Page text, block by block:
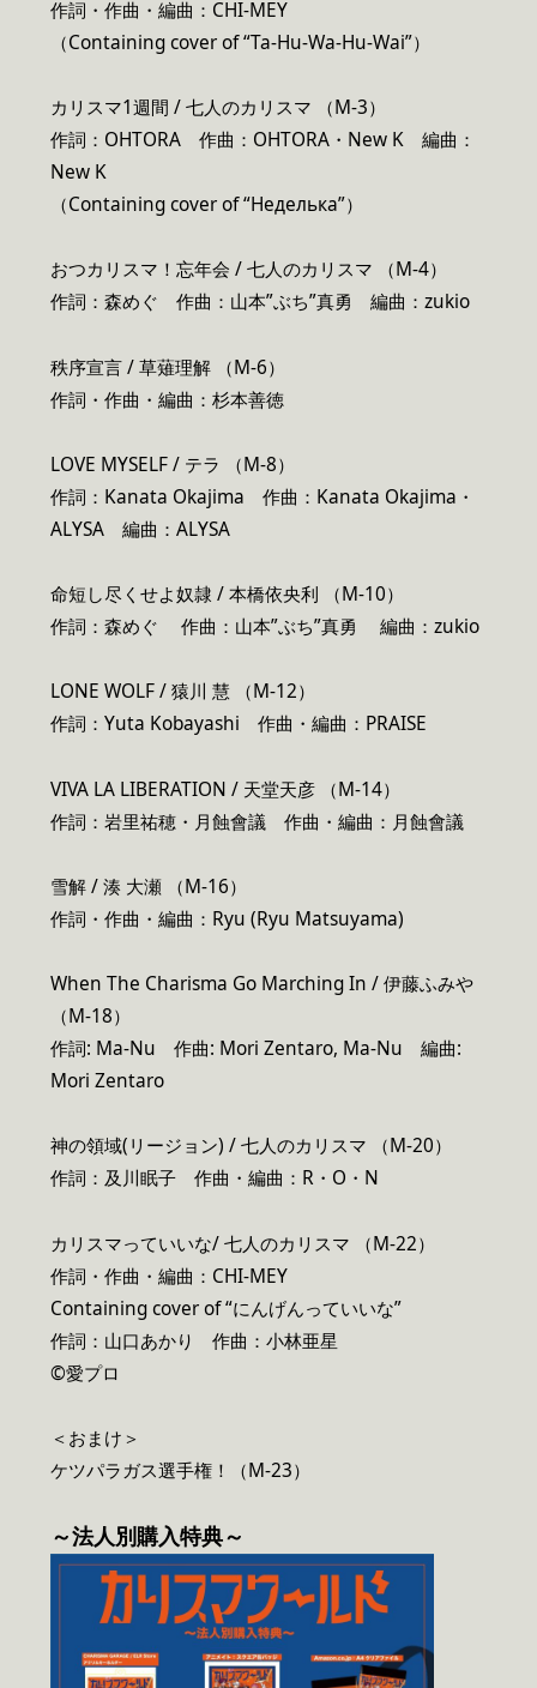
作詞・作曲・編曲：CHI-MEY
（Containing cover of “Ta-Hu-Wa-Hu-Wai”）
カリスマ1週間 / 七人のカリスマ （M-3）
作詞：OHTORA 作曲：OHTORA・New K 編曲：
New K
（Containing cover of “Неделька”）
おつカリスマ！忘年会 / 七人のカリスマ （M-4）
作詞：森めぐ 作曲：山本”ぶち”真勇 編曲：zukio
秩序宣言 / 草薙理解 （M-6）
作詞・作曲・編曲：杉本善徳
LOVE MYSELF / テラ （M-8）
作詞：Kanata Okajima 作曲：Kanata Okajima・
ALYSA 編曲：ALYSA
命短し尽くせよ奴隷 / 本橋依央利 （M-10）
作詞：森めぐ 作曲：山本”ぶち”真勇 編曲：zukio
LONE WOLF / 猿川 慧 （M-12）
作詞：Yuta Kobayashi 作曲・編曲：PRAISE
VIVA LA LIBERATION / 天堂天彦 （M-14）
作詞：岩里祐穂・月蝕會議 作曲・編曲：月蝕會議
雪解 / 湊 大瀬 （M-16）
作詞・作曲・編曲：Ryu (Ryu Matsuyama)
When The Charisma Go Marching In / 伊藤ふみや
（M-18）
作詞: Ma-Nu 作曲: Mori Zentaro, Ma-Nu 編曲:
Mori Zentaro
神の領域(リージョン) / 七人のカリスマ （M-20）
作詞：及川眠子 作曲・編曲：R・O・N
カリスマっていいな/ 七人のカリスマ （M-22）
作詞・作曲・編曲：CHI-MEY
Containing cover of “にんげんっていいな”
作詞：山口あかり 作曲：小林亜星
©愛プロ
＜おまけ＞
ケツパラガス選手権！（M-23）
～法人別購入特典～